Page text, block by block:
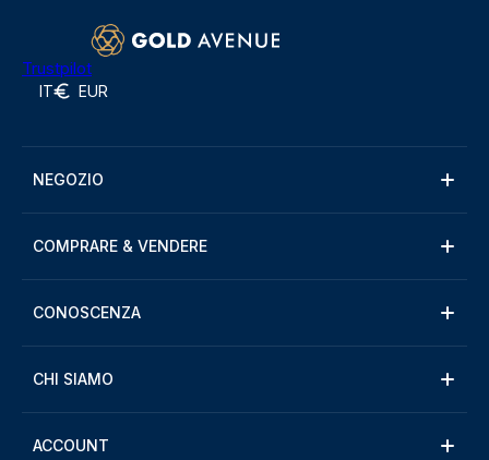
Trustpilot
IT EUR
NEGOZIO
COMPRARE & VENDERE
CONOSCENZA
CHI SIAMO
ACCOUNT